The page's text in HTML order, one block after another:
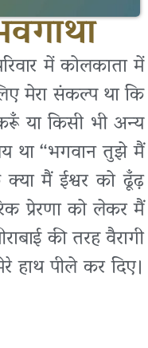
में कोलकाता में
मेरा संकल्प था कि
या किसी भी अन्य
था “भगवान तुझे मैं
मैं ईश्वर को ढूँढ़
प्रेरणा को लेकर मैं
की तरह वैरागी
पीले कर दिए।